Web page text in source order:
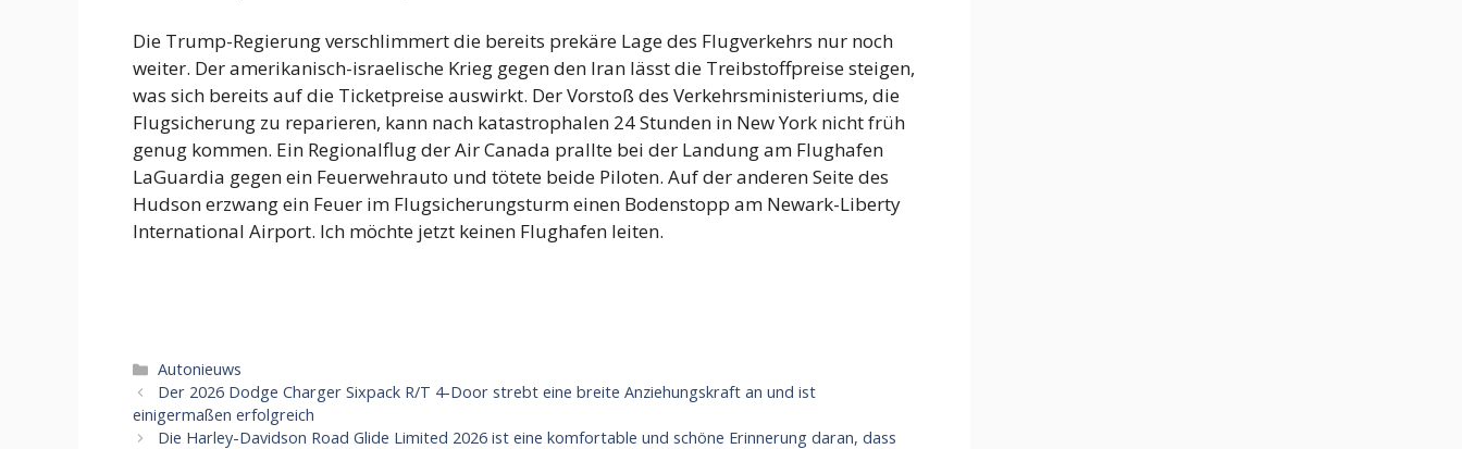
Die Trump-Regierung verschlimmert die bereits prekäre Lage des Flugverkehrs nur noch
weiter. Der amerikanisch-israelische Krieg gegen den Iran lässt die Treibstoffpreise steigen,
was sich bereits auf die Ticketpreise auswirkt. Der Vorstoß des Verkehrsministeriums, die
Flugsicherung zu reparieren, kann nach katastrophalen 24 Stunden in New York nicht früh
genug kommen. Ein Regionalflug der Air Canada prallte bei der Landung am Flughafen
LaGuardia gegen ein Feuerwehrauto und tötete beide Piloten. Auf der anderen Seite des
Hudson erzwang ein Feuer im Flugsicherungsturm einen Bodenstopp am Newark-Liberty
International Airport. Ich möchte jetzt keinen Flughafen leiten.
Categorieën
Autonieuws
Der 2026 Dodge Charger Sixpack R/T 4-Door strebt eine breite Anziehungskraft an und ist
einigermaßen erfolgreich
Die Harley-Davidson Road Glide Limited 2026 ist eine komfortable und schöne Erinnerung daran, dass